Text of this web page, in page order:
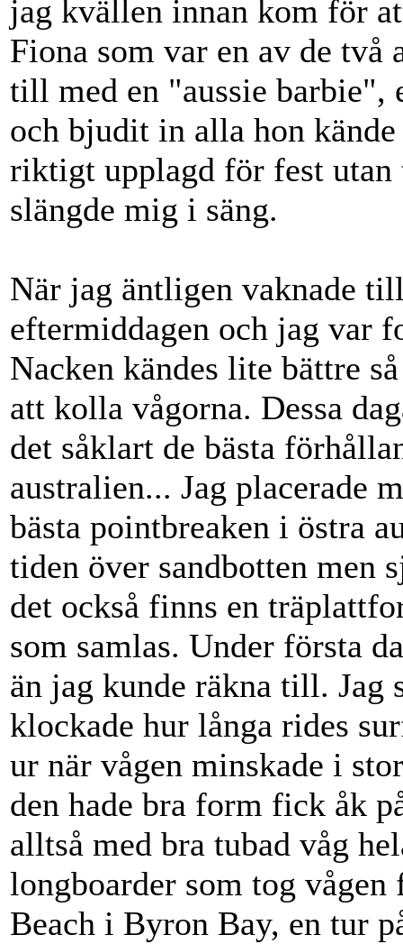
jag kvällen innan kom för
Fiona som var en av de två
till med en "aussie barbie",
och bjudit in alla hon
riktigt upplagd för fest
slängde mig i säng.
När jag äntligen vaknade
eftermiddagen och jag var
Nacken kändes lite bättre
att kolla vågorna. Dessa
det såklart de bästa
australien... Jag placerade
bästa pointbreaken i östra
tiden över sandbotten men
det också finns en
som samlas. Under första
än jag kunde räkna till. Jag
klockade hur långa rides
ur när vågen minskade i
den hade bra form fick åk
alltså med bra tubad våg
longboarder som tog
Beach i Byron Bay, en tur